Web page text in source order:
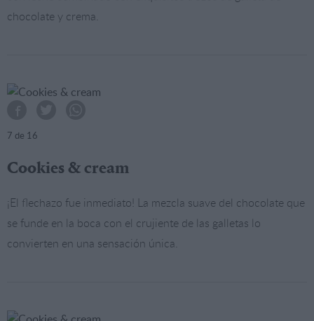
chocolate y crema.
7 de 16
Cookies & cream
¡El flechazo fue inmediato! La mezcla suave del chocolate que
se funde en la boca con el crujiente de las galletas lo
convierten en una sensación única.